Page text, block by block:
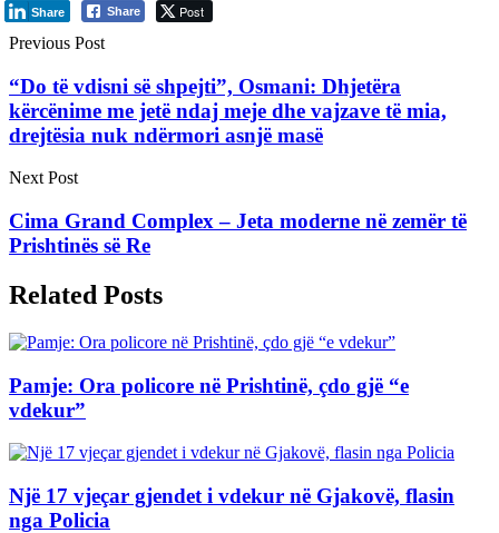
Share Post
Share
Previous Post
“Do të vdisni së shpejti”, Osmani: Dhjetëra
kërcënime me jetë ndaj meje dhe vajzave të mia,
drejtësia nuk ndërmori asnjë masë
Next Post
Cima Grand Complex – Jeta moderne në zemër të
Prishtinës së Re
Related Posts
Pamje: Ora policore në Prishtinë, çdo gjë “e
vdekur”
Një 17 vjeçar gjendet i vdekur në Gjakovë, flasin
nga Policia